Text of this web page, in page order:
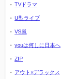
TVドラマ
U型ライブ
VS嵐
youは何しに日本へ
ZIP
アウト×デラックス